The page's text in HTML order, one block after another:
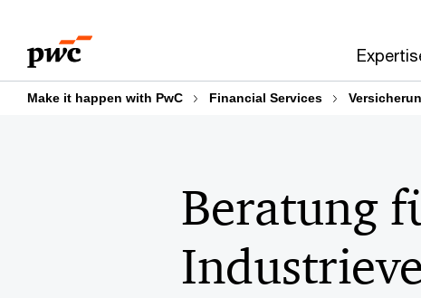
content
footer
Make it happen with PwC Financial Services
Beratung